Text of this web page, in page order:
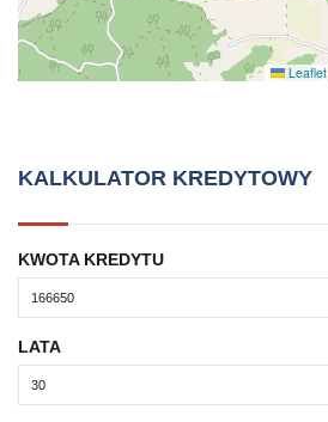
Leaflet
KALKULATOR KREDYTOWY
KWOTA KREDYTU
LATA